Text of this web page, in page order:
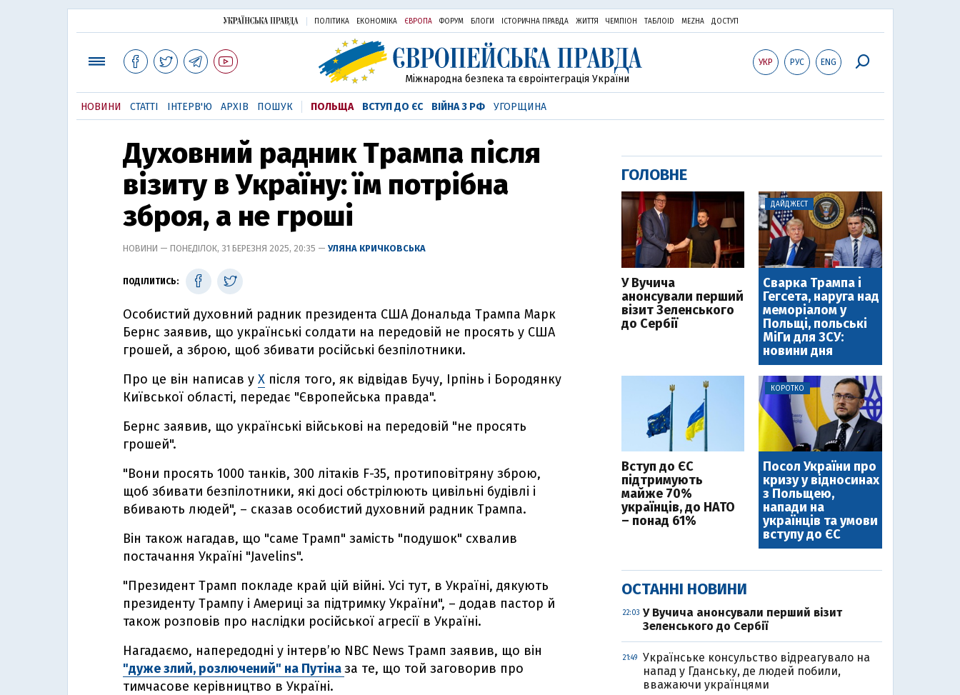
ПОЛІТИКА ЕКОНОМІКА ЄВРОПА ФОРУМ БЛОГИ ІСТОРИЧНА ПРАВДА ЖИТТЯ ЧЕМПІОН ТАБЛОID MEZHA ДОСТУП
УКР РУС ENG
Міжнародна безпека та євроінтеграція України
НОВИНИ СТАТТІ ІНТЕРВ'Ю АРХІВ ПОШУК ПОЛЬЩА ВСТУП ДО ЄС ВІЙНА З РФ УГОРЩИНА
Духовний радник Трампа після
візиту в Україну: їм потрібна
зброя, а не гроші
НОВИНИ — ПОНЕДІЛОК, 31 БЕРЕЗНЯ 2025, 20:35 — УЛЯНА КРИЧКОВСЬКА
ПОДІЛИТИСЬ:
Особистий духовний радник президента США Дональда Трампа Марк
Бернс заявив, що українські солдати на передовій не просять у США
грошей, а зброю, щоб збивати російські безпілотники.
Про це він написав у Х після того, як відвідав Бучу, Ірпінь і Бородянку
Київської області, передає "Європейська правда".
Бернс заявив, що українські військові на передовій "не просять
грошей".
"Вони просять 1000 танків, 300 літаків F-35, протиповітряну зброю,
щоб збивати безпілотники, які досі обстрілюють цивільні будівлі і
вбивають людей", – сказав особистий духовний радник Трампа.
Він також нагадав, що "саме Трамп" замість "подушок" схвалив
постачання Україні "Javelins".
"Президент Трамп покладе край цій війні. Усі тут, в Україні, дякують
президенту Трампу і Америці за підтримку України", – додав пастор й
також розповів про наслідки російської агресії в Україні.
Нагадаємо, напередодні у інтерв’ю NBC News Трамп заявив, що він
"дуже злий, розлючений" на Путіназа те, що той заговорив про
тимчасове керівництво в Україні.
ГОЛОВНЕ
У Вучича
анонсували перший
візит Зеленського
до Сербії
ДАЙДЖЕСТ
Сварка Трампа і
Гегсета, наруга над
меморіалом у
Польщі, польські
МіГи для ЗСУ:
новини дня
Вступ до ЄС
підтримують
майже 70%
українців, до НАТО
– понад 61%
КОРОТКО
Посол України про
кризу у відносинах
з Польщею,
напади на
українців та умови
вступу до ЄС
ОСТАННІ НОВИНИ
22:03 У Вучича анонсували перший візит
Зеленського до Сербії
21:49
Українське консульство відреагувало на
напад у Гданську, де людей побили,
вважаючи українцями